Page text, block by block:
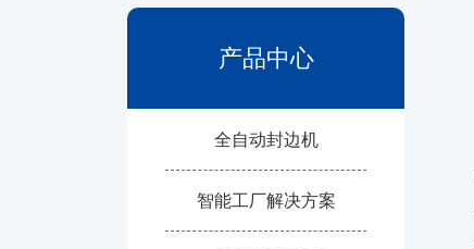
产品中心
全自动封边机
智能工厂解决方案